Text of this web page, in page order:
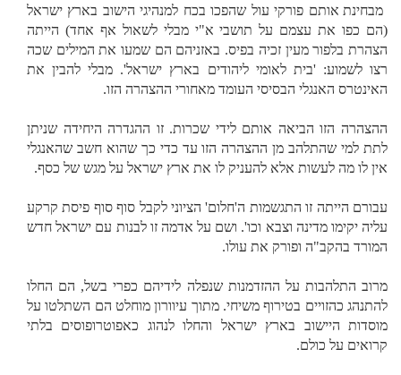
מבחינת אותם פורקי עול שהפכו בכח למנהיגי הישוב בארץ ישראל
(הם כפו את עצמם על תושבי א"י מבלי לשאול אף אחד) הייתה
הצהרת בלפור מעין זכיה בפיס. באזניהם הם שמעו את המילים שכה
רצו לשמוע: 'בית לאומי ליהודים בארץ ישראל'. מבלי להבין את
האינטרס האנגלי הבסיסי העומד מאחורי ההצהרה הזו.
ההצהרה הזו הביאה אותם לידי שכרות. זו ההגדרה היחידה שניתן
לתת למי שהתלהב מן ההצהרה הזו עד כדי כך שהוא חשב שהאנגלי
אין לו מה לעשות אלא להעניק לו את ארץ ישראל על מגש של כסף.
עבורם הייתה זו התגשמות ה'חלום' הציוני לקבל סוף סוף פיסת קרקע
עליה יקימו מדינה וצבא וכו'. ושם על אדמה זו לבנות עם ישראל חדש
המורד בהקב"ה ופורק את עולו.
מרוב התלהבות על ההזדמנות שנפלה לידיהם כפרי בשל, הם החלו
להתנהג כהזויים בטירוף משיחי. מתוך עיוורון מוחלט הם השתלטו על
מוסדות היישוב בארץ ישראל והחלו לנהוג כאפוטרופוסים בלתי
קרואים על כולם.